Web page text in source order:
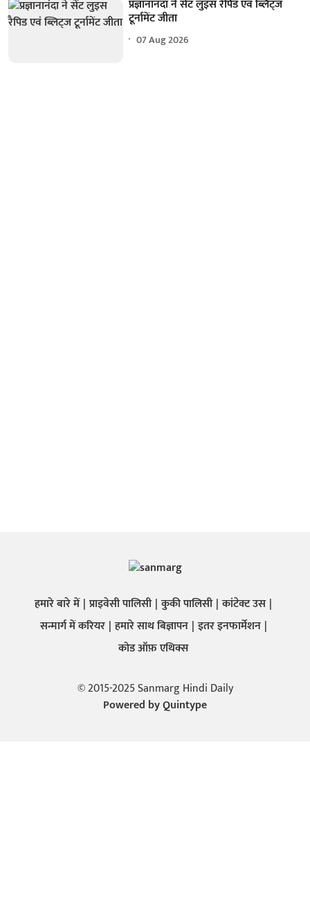
प्रज्ञानानंदा ने सेंट लुइस रैपिड एवं ब्लिट्ज
टूर्नामेंट जीता
07 Aug 2026
हमारे बारे में प्राइवेसी पालिसी कुकी पालिसी कांटेक्ट उस
सन्मार्ग में करियर हमारे साथ बिज्ञापन इतर इनफार्मेशन
कोड ऑफ़ एथिक्स
© 2015-2025 Sanmarg Hindi Daily
Powered byQuintype